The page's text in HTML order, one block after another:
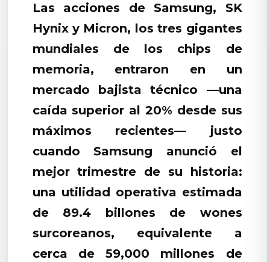
Las acciones de Samsung, SK
Hynix y Micron, los tres gigantes
mundiales de los chips de
memoria, entraron en un
mercado bajista técnico —una
caída superior al 20% desde sus
máximos recientes— justo
cuando Samsung anunció el
mejor trimestre de su historia:
una utilidad operativa estimada
de 89.4 billones de wones
surcoreanos, equivalente a
cerca de 59,000 millones de